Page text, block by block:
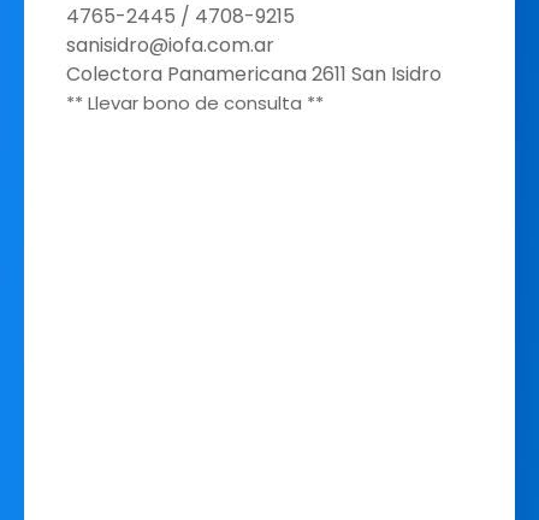
4765-2445 / 4708-9215
sanisidro@iofa.com.ar
Colectora Panamericana 2611 San Isidro
** Llevar bono de consulta **